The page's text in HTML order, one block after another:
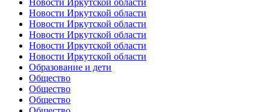
Новости Иркутской области
Новости Иркутской области
Новости Иркутской области
Новости Иркутской области
Новости Иркутской области
Образование и дети
Общество
Общество
Общество